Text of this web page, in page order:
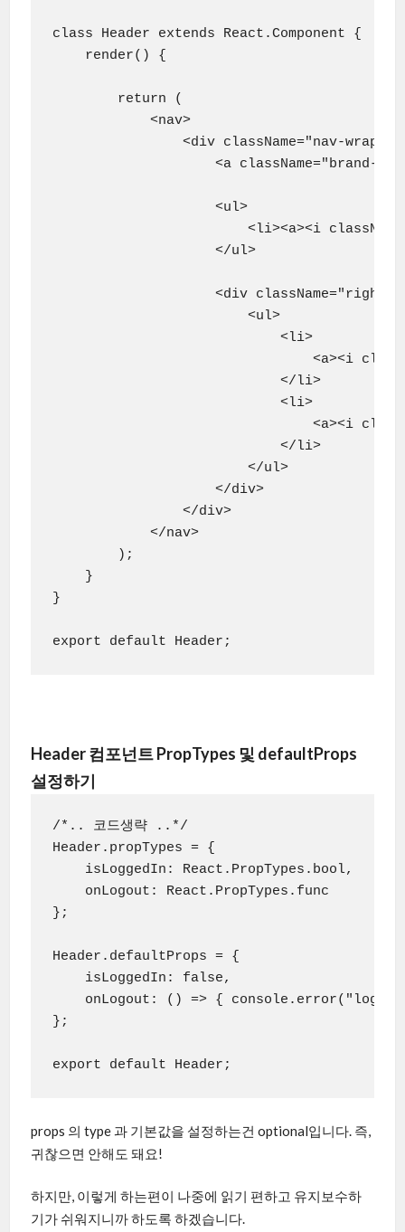
class Header extends React.Component {
    render() {
        return (
            <nav>
<div className="nav-
<a className="brand-
                    <ul>
<li><a><i
                    </ul>
                    <div className="right">
                        <ul>
                            <li>
<a><i
                            </li>
                            <li>
<a><i
                            </li>
                        </ul>
                    </div>
                </div>
            </nav>
        );
    }
}
Header 컴포넌트 PropTypes 및 defaultProps
설정하기
/*.. 코드생략 ..*/
Header.propTypes = {
    isLoggedIn: React.PropTypes.bool,
    onLogout: React.PropTypes.func
};
Header.defaultProps = {
    isLoggedIn: false,
onLogout: () => {
};
export default Header;
props 의 type 과 기본값을 설정하는건 optional입니다. 즉,
귀찮으면 안해도 돼요!
하지만, 이렇게 하는편이 나중에 읽기 편하고 유지보수하
기가 쉬워지니까 하도록 하겠습니다.